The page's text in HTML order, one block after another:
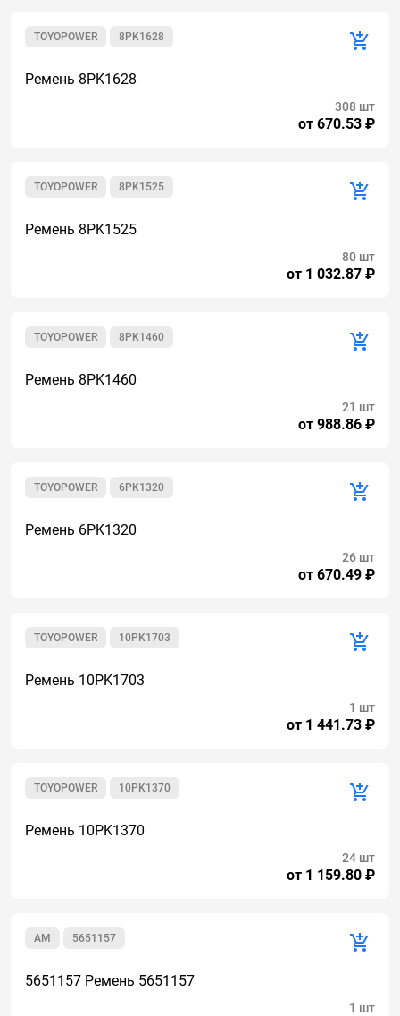
8PK1628
TOYOPOWER
Ремень 8PK1628
от 670.53 ₽
308 шт
8PK1525
TOYOPOWER
Ремень 8PK1525
от 1 032.87 ₽
80 шт
8PK1460
TOYOPOWER
Ремень 8PK1460
от 988.86 ₽
21 шт
6PK1320
TOYOPOWER
Ремень 6PK1320
от 670.49 ₽
26 шт
10PK1703
TOYOPOWER
Ремень 10PK1703
от 1 441.73 ₽
1 шт
10PK1370
TOYOPOWER
Ремень 10PK1370
от 1 159.80 ₽
24 шт
5651157
AM
5651157 Ремень 5651157
1 шт